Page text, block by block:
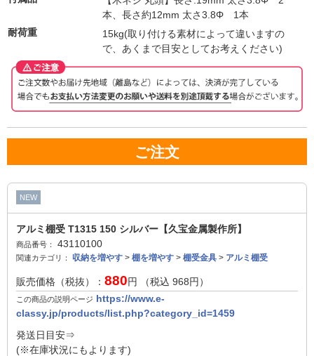
本、長さ約12mm 太さ3.8Φ 1本
耐荷重
15kg(取り付ける素材によって違いますの
で、あくまで目安としてお考えください)
ご注文
NEW
アルミ棚受 T1315 150 シルバー【久宝金属製作所】
商品番号： 43110100
関連カテゴリ： 収納を増やす > 棚を増やす > 棚受金具 > アルミ棚受
販売価格（税抜）： 880円 （税込 968円）
この商品の説明ページ https://www.e-
classy.jp/products/list.php?category_id=1459
発送日目安⇒
(※在庫状況にもよります)